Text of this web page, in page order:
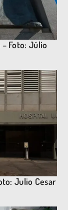
Foto: Júlio
Julio Cesar